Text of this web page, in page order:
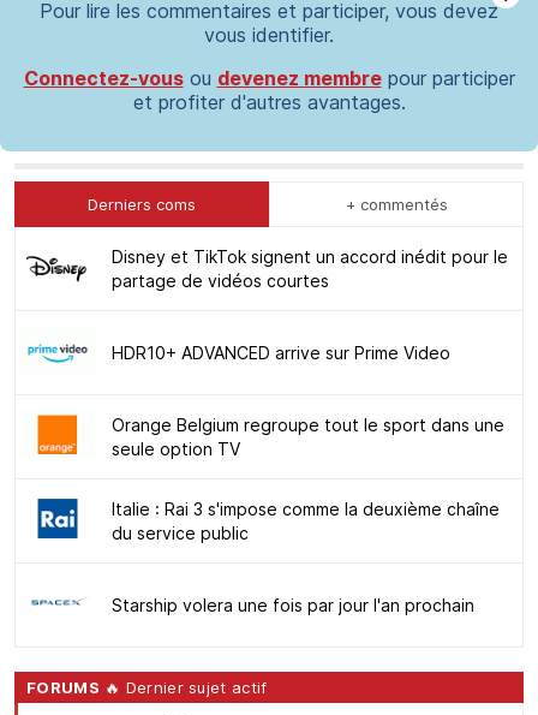
Pour lire les commentaires et participer, vous devez
vous identifier.
Connectez-vousou devenez membrepour participer
et profiter d'autres avantages.
Derniers coms + commentés
Disney et TikTok signent un accord inédit pour le
partage de vidéos courtes
HDR10+ ADVANCED arrive sur Prime Video
Orange Belgium regroupe tout le sport dans une
seule option TV
Italie : Rai 3 s'impose comme la deuxième chaîne
du service public
Starship volera une fois par jour l'an prochain
FORUMS 🔥 Dernier sujet actif